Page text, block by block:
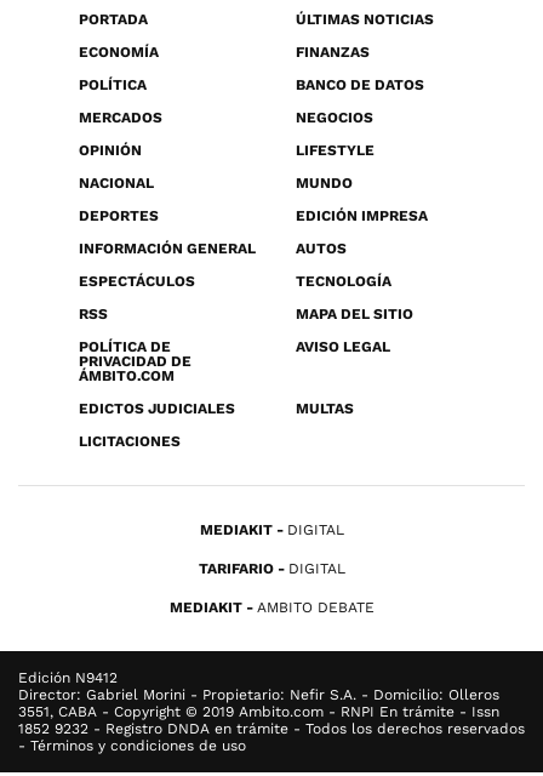
PORTADA
ÚLTIMAS NOTICIAS
ECONOMÍA
FINANZAS
POLÍTICA
BANCO DE DATOS
MERCADOS
NEGOCIOS
OPINIÓN
LIFESTYLE
NACIONAL
MUNDO
DEPORTES
EDICIÓN IMPRESA
INFORMACIÓN GENERAL
AUTOS
ESPECTÁCULOS
TECNOLOGÍA
RSS
MAPA DEL SITIO
POLÍTICA DE
PRIVACIDAD DE
ÁMBITO.COM
AVISO LEGAL
EDICTOS JUDICIALES
MULTAS
LICITACIONES
MEDIAKIT DIGITAL
TARIFARIO DIGITAL
MEDIAKIT AMBITO DEBATE
Edición N9412
Director: Gabriel Morini - Propietario: Nefir S.A. - Domicilio: Olleros
3551, CABA - Copyright © 2019 Ambito.com - RNPI En trámite - Issn
1852 9232 - Registro DNDA en trámite - Todos los derechos reservados
- Términos y condiciones de uso